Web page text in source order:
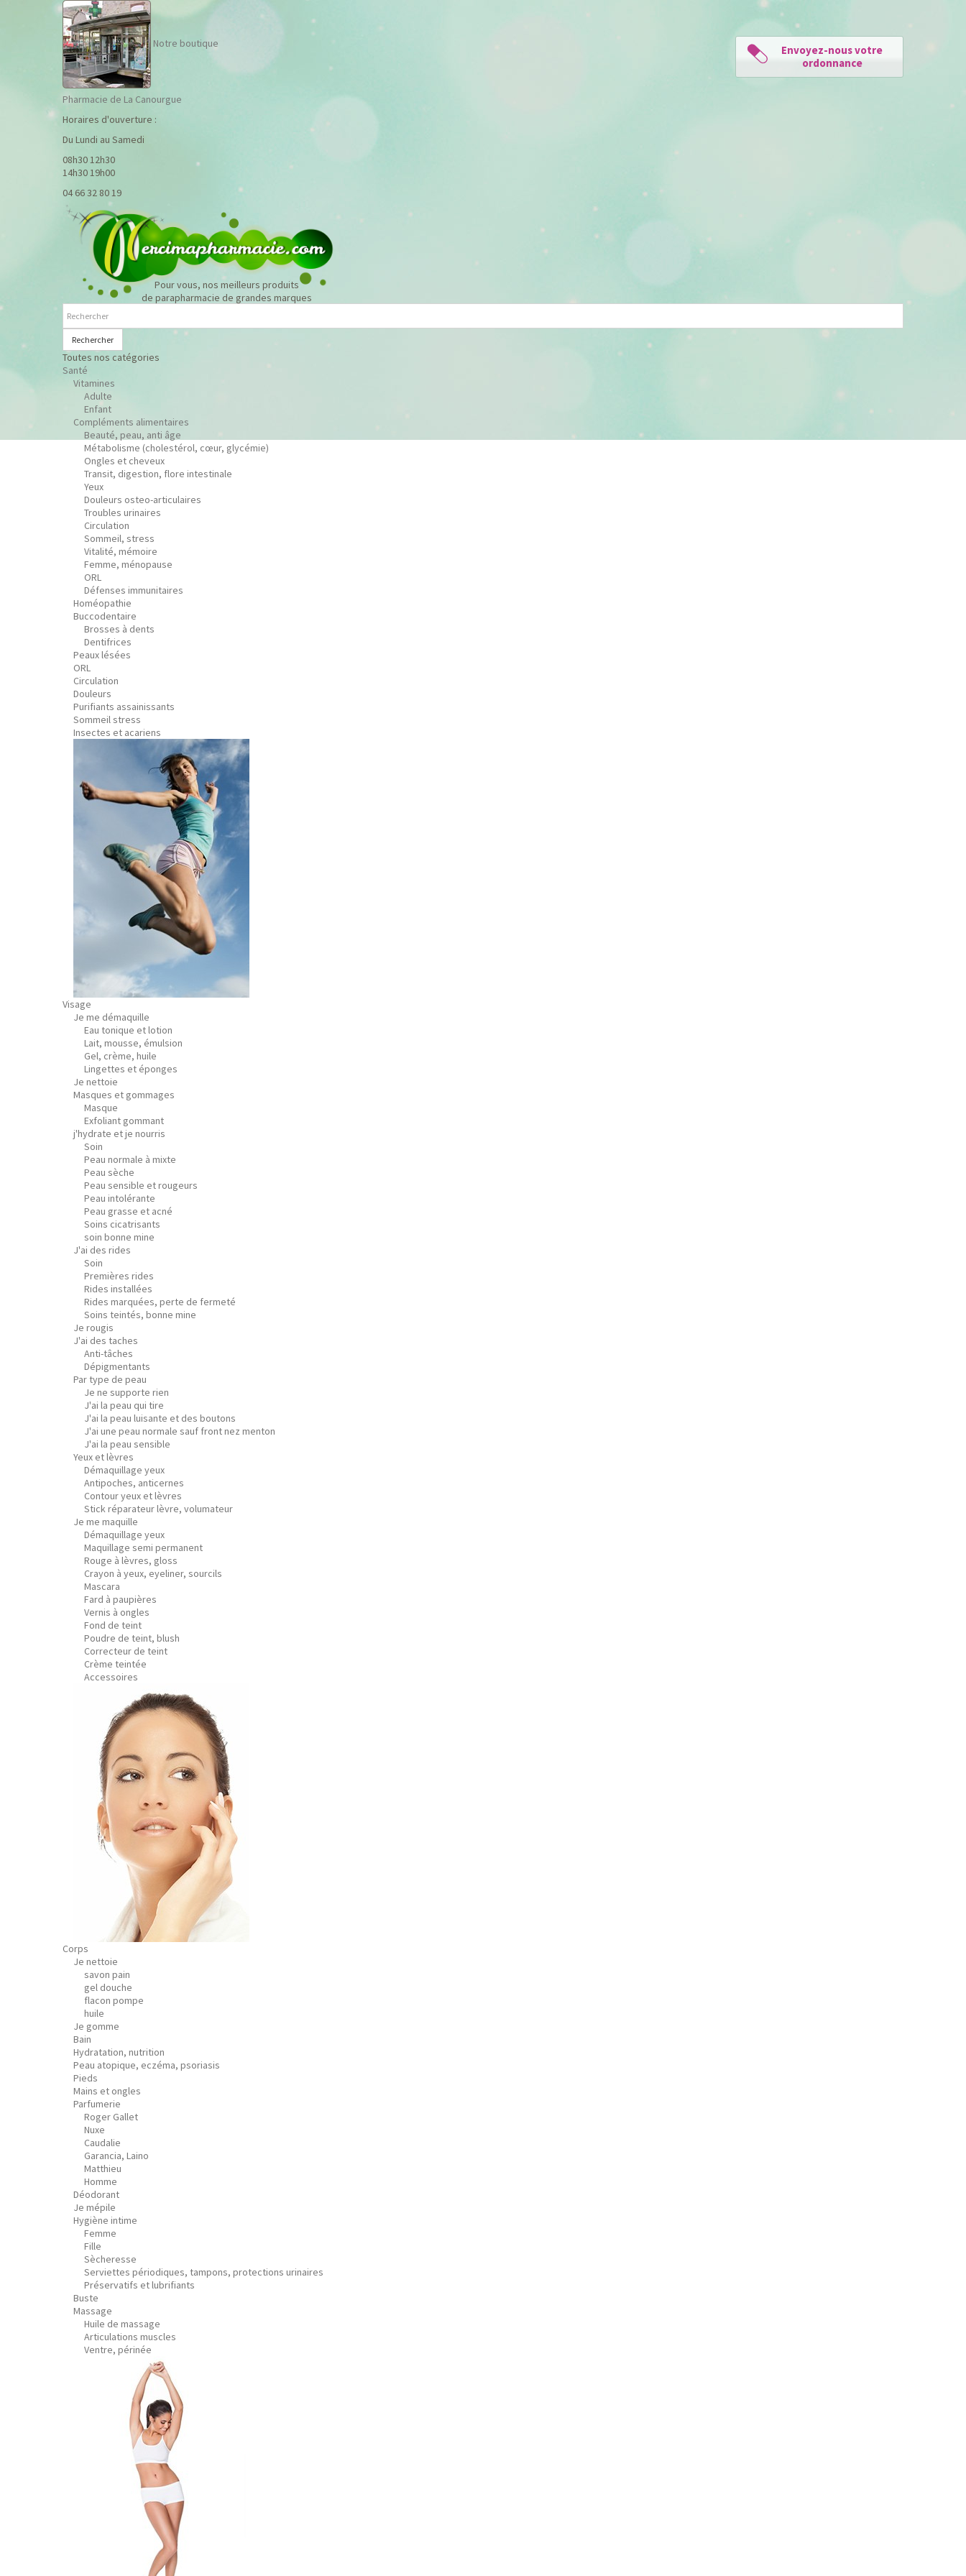
Notre boutique
Pharmacie de La Canourgue
Horaires d'ouverture :
Du Lundi au Samedi
08h30 12h30
14h30 19h00
04 66 32 80 19
Pour vous, nos meilleurs produits
de parapharmacie de grandes marques
Rechercher
Toutes nos catégories
Santé
Vitamines
Adulte
Enfant
Compléments alimentaires
Beauté, peau, anti âge
Métabolisme (cholestérol, cœur, glycémie)
Ongles et cheveux
Transit, digestion, flore intestinale
Yeux
Douleurs osteo-articulaires
Troubles urinaires
Circulation
Sommeil, stress
Vitalité, mémoire
Femme, ménopause
ORL
Défenses immunitaires
Homéopathie
Buccodentaire
Brosses à dents
Dentifrices
Peaux lésées
ORL
Circulation
Douleurs
Purifiants assainissants
Sommeil stress
Insectes et acariens
Visage
Je me démaquille
Eau tonique et lotion
Lait, mousse, émulsion
Gel, crème, huile
Lingettes et éponges
Je nettoie
Masques et gommages
Masque
Exfoliant gommant
j'hydrate et je nourris
Soin
Peau normale à mixte
Peau sèche
Peau sensible et rougeurs
Peau intolérante
Peau grasse et acné
Soins cicatrisants
soin bonne mine
J'ai des rides
Soin
Premières rides
Rides installées
Rides marquées, perte de fermeté
Soins teintés, bonne mine
Je rougis
J'ai des taches
Anti-tâches
Dépigmentants
Par type de peau
Je ne supporte rien
J'ai la peau qui tire
J'ai la peau luisante et des boutons
J'ai une peau normale sauf front nez menton
J'ai la peau sensible
Yeux et lèvres
Démaquillage yeux
Antipoches, anticernes
Contour yeux et lèvres
Stick réparateur lèvre, volumateur
Je me maquille
Démaquillage yeux
Maquillage semi permanent
Rouge à lèvres, gloss
Crayon à yeux, eyeliner, sourcils
Mascara
Fard à paupières
Vernis à ongles
Fond de teint
Poudre de teint, blush
Correcteur de teint
Crème teintée
Accessoires
Corps
Je nettoie
savon pain
gel douche
flacon pompe
huile
Je gomme
Bain
Hydratation, nutrition
Peau atopique, eczéma, psoriasis
Pieds
Mains et ongles
Parfumerie
Roger Gallet
Nuxe
Caudalie
Garancia, Laino
Matthieu
Homme
Déodorant
Je mépile
Hygiène intime
Femme
Fille
Sècheresse
Serviettes périodiques, tampons, protections urinaires
Préservatifs et lubrifiants
Buste
Massage
Huile de massage
Articulations muscles
Ventre, périnée
Envoyez-nous votre
ordonnance